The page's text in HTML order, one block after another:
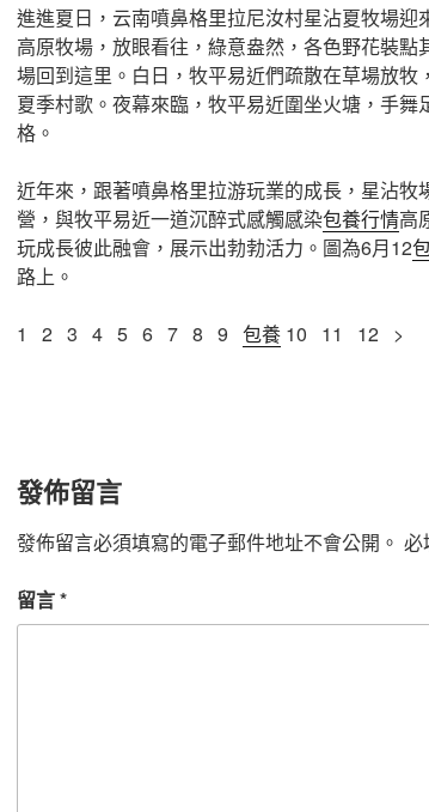
進進夏日，云南噴鼻格里拉尼汝村星沾夏牧場
高原牧場，放眼看往，綠意盎然，各色野花裝
場回到這里。白日，牧平易近們疏散在草場放
夏季村歌。夜幕來臨，牧平易近圍坐火塘，手
格。
近年來，跟著噴鼻格里拉游玩業的成長，星沾
營，與牧平易近一道沉醉式感觸感染包養行情高
玩成長彼此融會，展示出勃勃活力。圖為6月12
路上。
1 2 3 4 5 6 7 8 9 包養 10 11 12 >
發佈留言
發佈留言必須填寫的電子郵件地址不會公開。 必
留言*